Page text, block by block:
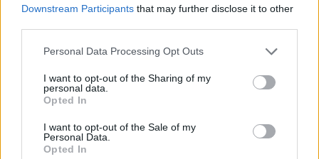
Downstream Participants that may further disclose it to other
Personal Data Processing Opt Outs
I want to opt-out of the Sharing of my
personal data.
Opted In
I want to opt-out of the Sale of my
Personal Data.
Opted In
10. T R O N
C
N O T
O N C